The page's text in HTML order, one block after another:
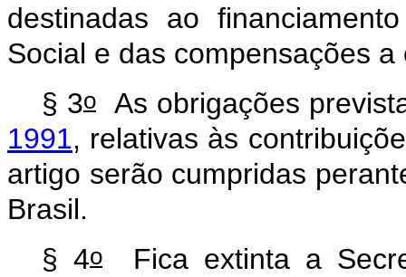
destinadas
ao financiamento
Social e das compensações a
§ 3o As obrigações
1991, relativas às
artigo serão cumpridas
Brasil.
§ 4o Fica extinta a